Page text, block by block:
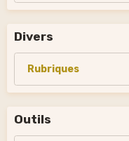
Divers
Outils